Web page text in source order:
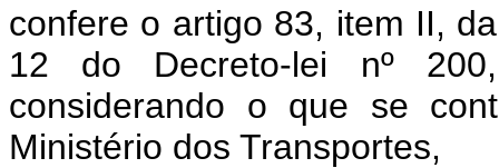
confere o artigo 83, item II,
12 do Decreto-lei nº
considerando o que se
Ministério dos Transportes,